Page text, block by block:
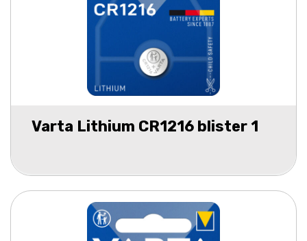
Varta Lithium CR1216 blister 1